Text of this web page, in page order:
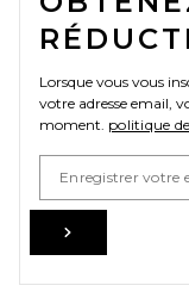
Lorsque vous vous
votre adresse email,
moment. politique